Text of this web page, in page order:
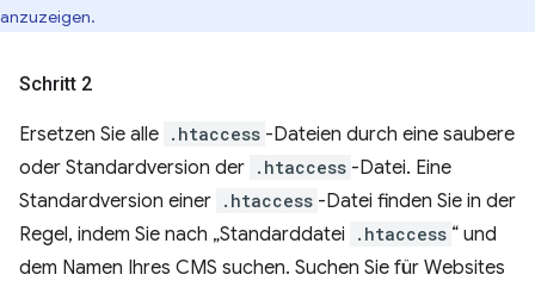
anzuzeigen.
Schritt 2
Ersetzen Sie alle .htaccess -Dateien durch eine saubere
oder Standardversion der .htaccess -Datei. Eine
Standardversion einer .htaccess -Datei finden Sie in der
Regel, indem Sie nach „Standarddatei
.htaccess “ und
dem Namen Ihres CMS suchen. Suchen Sie für Websites